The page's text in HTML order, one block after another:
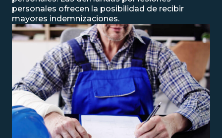
personales ofrecen la posibilidad de recibir
mayores indemnizaciones.